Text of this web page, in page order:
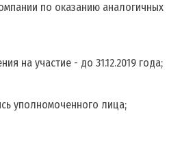
по оказанию аналогичных
на участие - до 31.12.2019 года;
уполномоченного лица;